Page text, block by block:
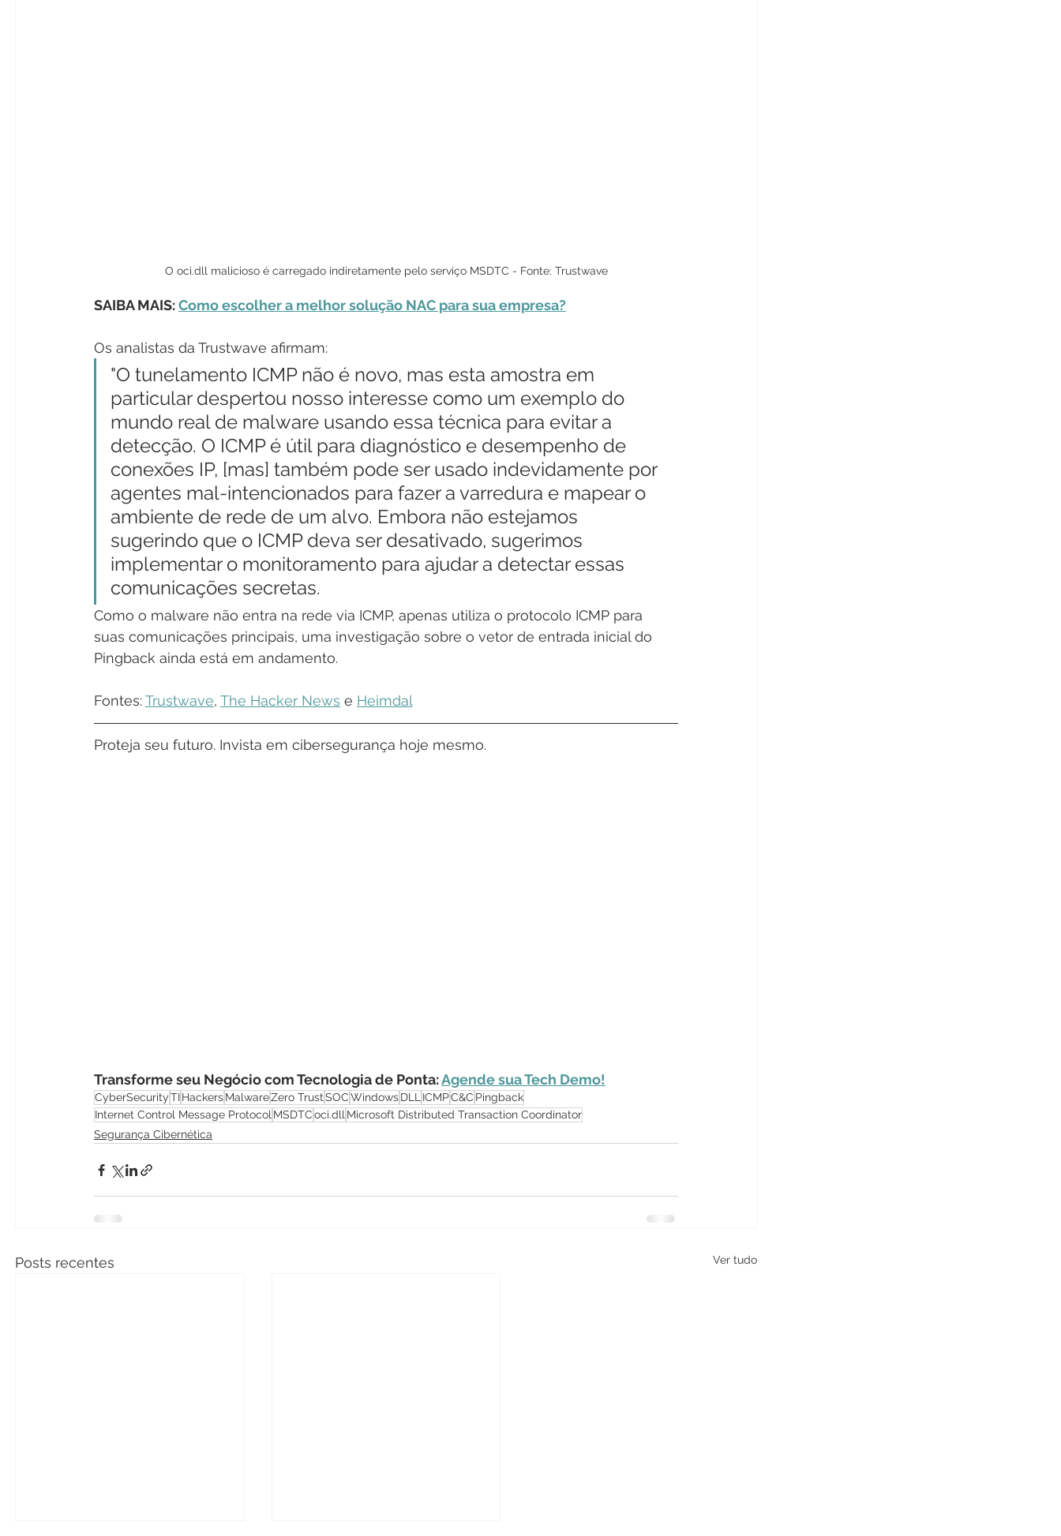
O oci.dll malicioso é carregado indiretamente pelo serviço MSDTC - Fonte: Trustwave
SAIBA MAIS: Como escolher a melhor solução NAC para sua empresa?
Os analistas da Trustwave afirmam:
"O tunelamento ICMP não é novo, mas esta amostra em
particular despertou nosso interesse como um exemplo do
mundo real de malware usando essa técnica para evitar a
detecção. O ICMP é útil para diagnóstico e desempenho de
conexões IP, [mas] também pode ser usado indevidamente por
agentes mal-intencionados para fazer a varredura e mapear o
ambiente de rede de um alvo. Embora não estejamos
sugerindo que o ICMP deva ser desativado, sugerimos
implementar o monitoramento para ajudar a detectar essas
comunicações secretas.
Como o malware não entra na rede via ICMP, apenas utiliza o protocolo ICMP para
suas comunicações principais, uma investigação sobre o vetor de entrada inicial do
Pingback ainda está em andamento.
Fontes: Trustwave, The Hacker News e Heimdal
Proteja seu futuro. Invista em cibersegurança hoje mesmo.
Transforme seu Negócio com Tecnologia de Ponta: Agende sua Tech Demo!
CyberSecurityTIHackersMalwareZero TrustSOCWindowsDLL ICMPC&C Pingback
Internet Control Message Protocol MSDTCoci.dll Microsoft Distributed Transaction Coordinator
Segurança Cibernética
Posts recentes Ver tudo